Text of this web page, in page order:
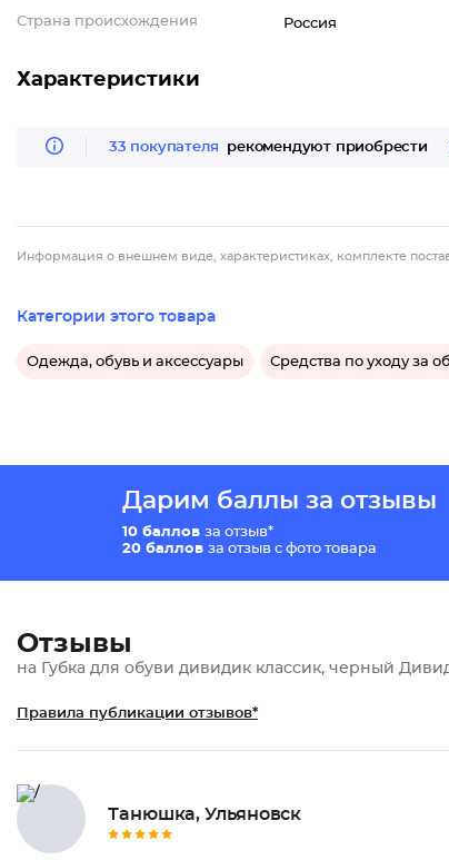
Страна происхождения Россия
Характеристики
33 покупателя рекомендуют приобрести
Информация о внешнем виде, характеристиках, комплекте
Категории этого товара
Одежда, обувь и аксессуары Средства по уходу за
Дарим баллы за отзывы
10 баллов за отзыв*
20 баллов за отзыв с фото товара
Отзывы
на Губка для обуви дивидик классик, черный
Правила публикации отзывов*
Танюшка, Ульяновск